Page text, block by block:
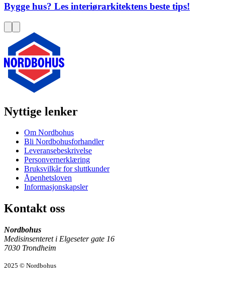
Bygge hus? Les interiørarkitektens beste tips!
Nyttige lenker
Om Nordbohus
Bli Nordbohusforhandler
Leveransebeskrivelse
Personvernerklæring
Bruksvilkår for sluttkunder
Åpenhetsloven
Informasjonskapsler
Kontakt oss
Nordbohus
Medisinsenteret i Elgeseter gate 16
7030 Trondheim
2025 © Nordbohus